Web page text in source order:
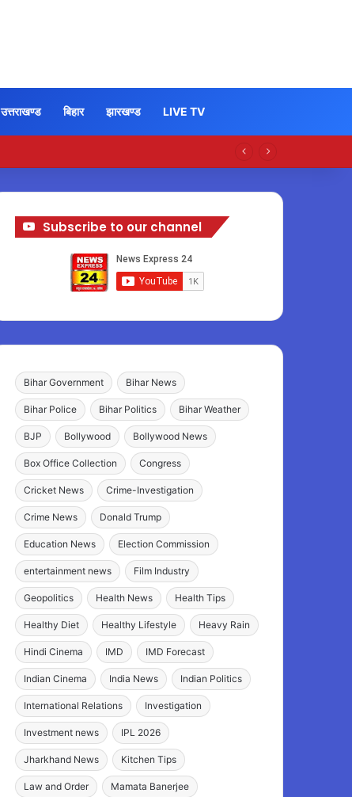
उत्तराखण्ड बिहार झारखण्ड LIVE TV
Subscribe to our channel
Bihar Government Bihar News
Bihar Police Bihar Politics Bihar Weather
BJP Bollywood Bollywood News
Box Office Collection Congress
Cricket News Crime-Investigation
Crime News Donald Trump
Education News Election Commission
entertainment news Film Industry
Geopolitics Health News Health Tips
Healthy Diet Healthy Lifestyle Heavy Rain
Hindi Cinema IMD IMD Forecast
Indian Cinema India News Indian Politics
International Relations Investigation
Investment news IPL 2026
Jharkhand News Kitchen Tips
Law and Order Mamata Banerjee